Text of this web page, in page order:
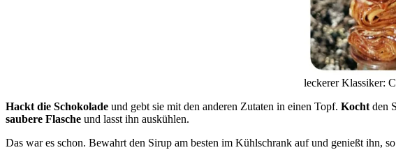
leckerer Klassiker:
Hackt die Schokolade und gebt sie mit den anderen Zutaten in einen Topf. Kocht den
saubere Flasche und lasst ihn auskühlen.
Das war es schon. Bewahrt den Sirup am besten im Kühlschrank auf und genießt ihn,